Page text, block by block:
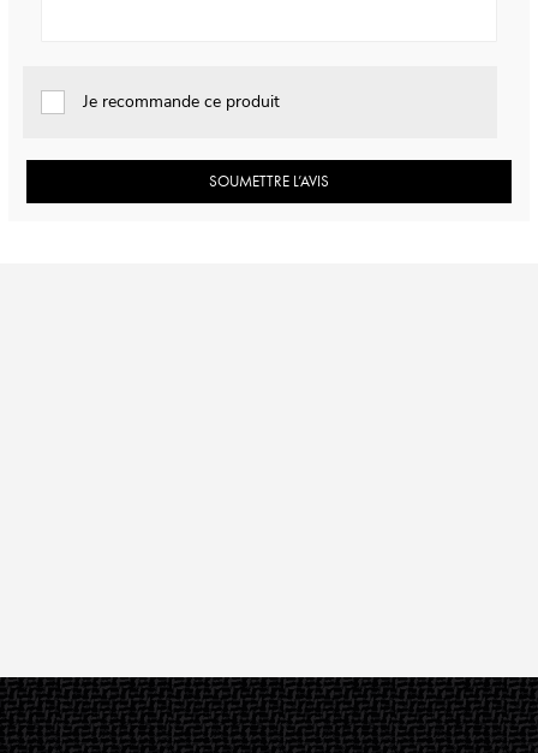
Je recommande ce produit
SOUMETTRE L’AVIS